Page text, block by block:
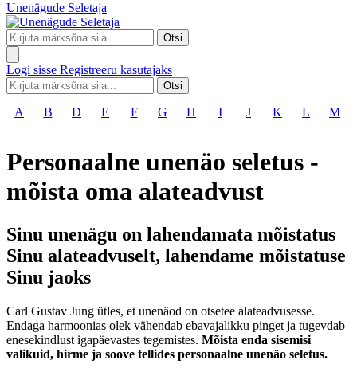
Unenägude Seletaja
Otsi
Logi sisse Registreeru kasutajaks
Otsi
A B D E F G H I J K L M
Personaalne unenäo seletus -
mõista oma alateadvust
Sinu unenägu on lahendamata mõistatus
Sinu alateadvuselt, lahendame mõistatuse
Sinu jaoks
Carl Gustav Jung ütles, et unenäod on otsetee alateadvusesse.
Endaga harmoonias olek vähendab ebavajalikku pinget ja tugevdab
enesekindlust igapäevastes tegemistes. Mõista enda sisemisi
valikuid, hirme ja soove tellides personaalne unenäo seletus.